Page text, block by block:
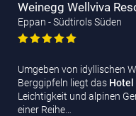
Weinegg Wellviva
Eppan - Südtirols Süden
Umgeben von idyllischen
Berggipfeln liegt das Hotel
Leichtigkeit und alpinen
einer Reihe…